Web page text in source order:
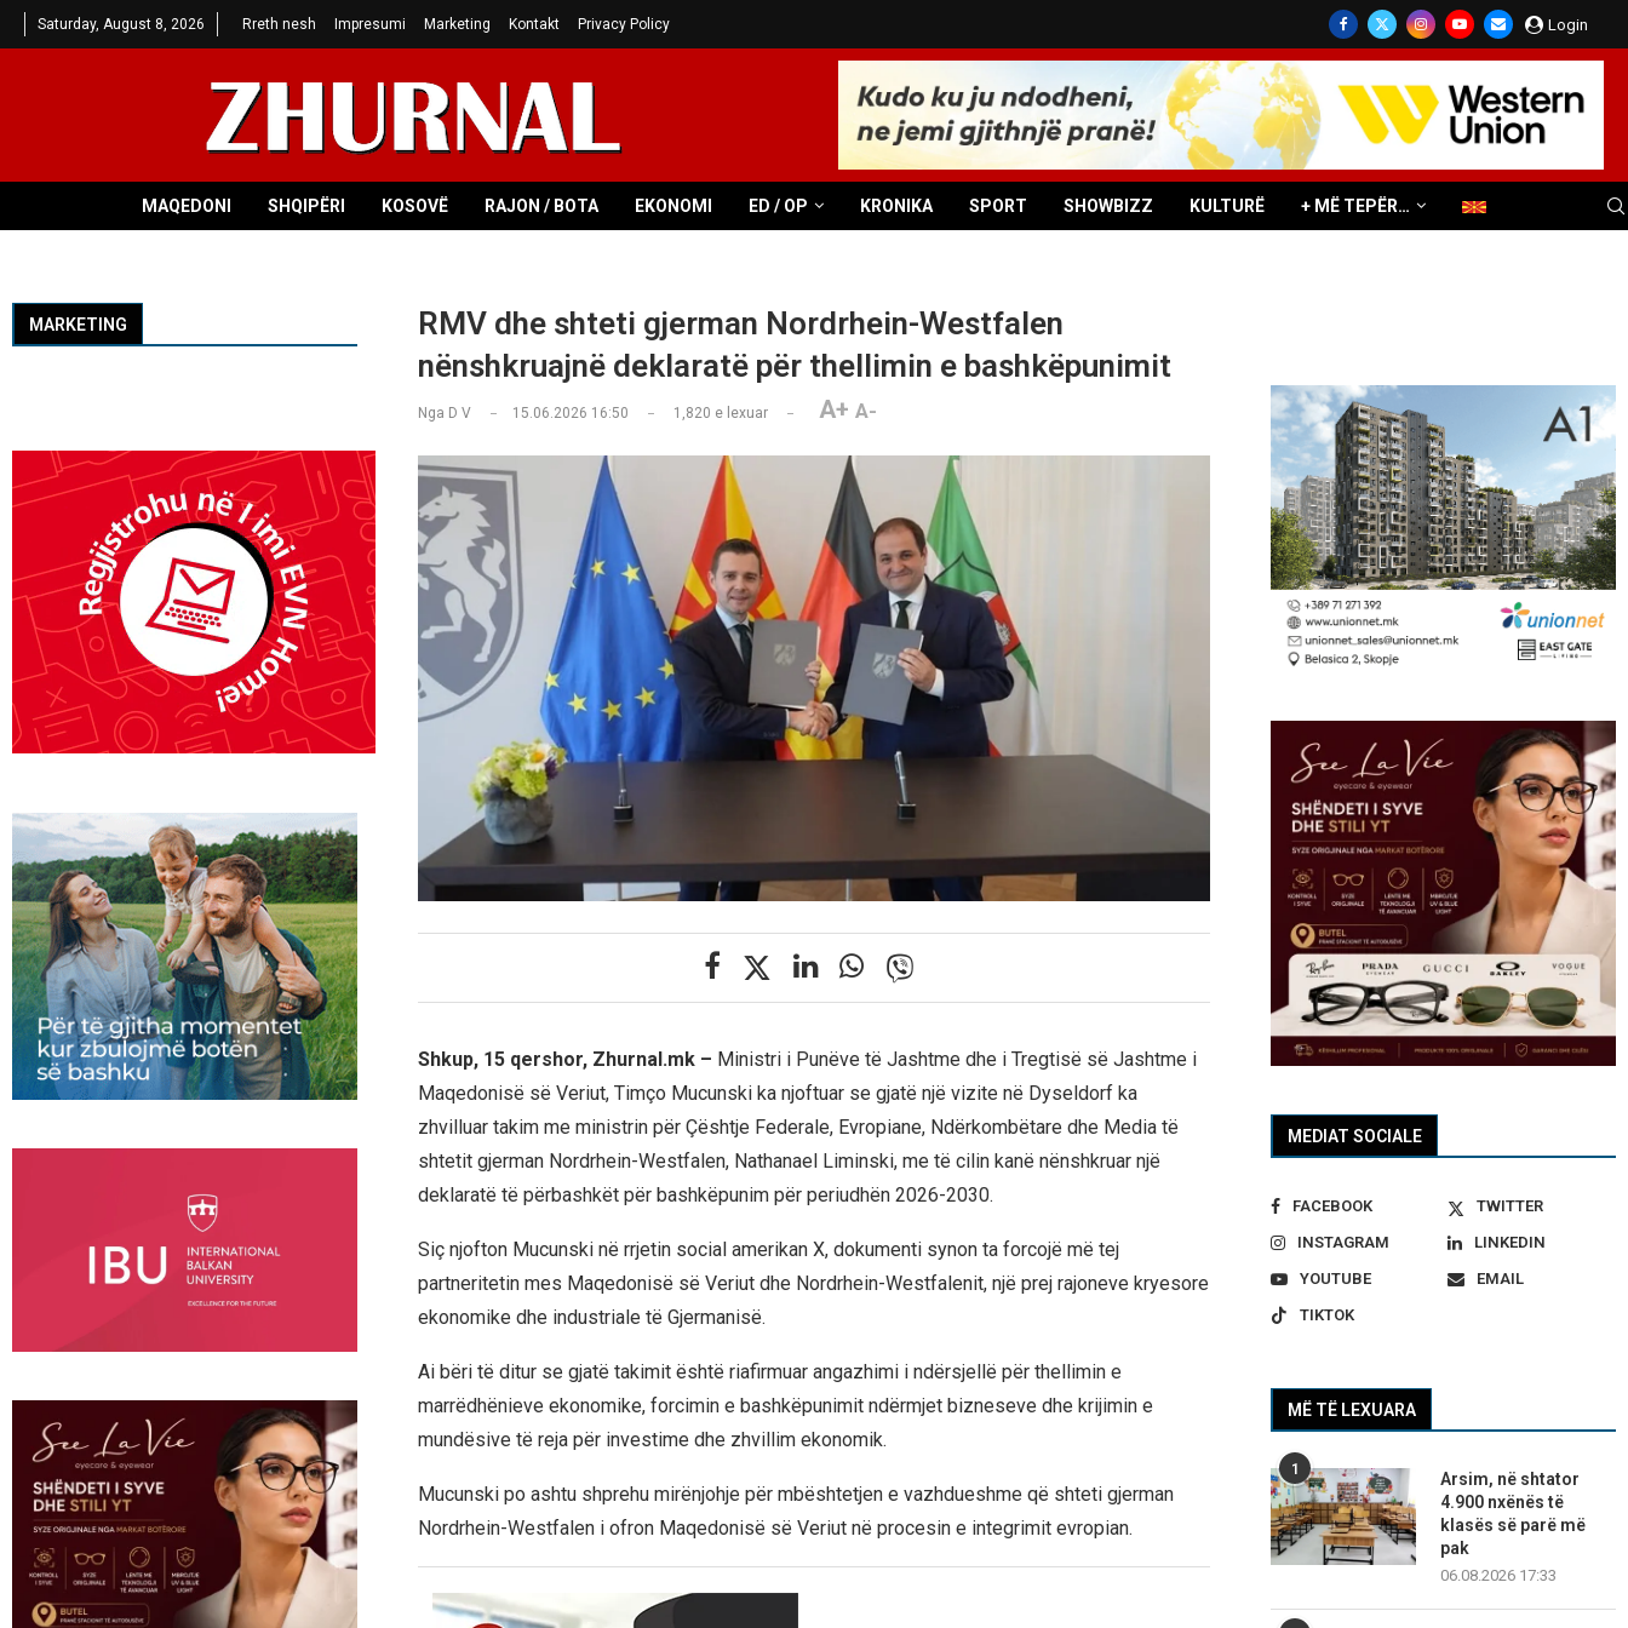
Saturday, August 8, 2026 Rreth nesh Impresumi Marketing Kontakt Privacy Policy Login
MAQEDONI SHQIPËRI KOSOVË RAJON / BOTA EKONOMI ED / OP KRONIKA SPORT SHOWBIZZ KULTURË + MË TEPËR…
RMV dhe shteti gjerman Nordrhein-Westfalen
nënshkruajnë deklaratë për thellimin e bashkëpunimit
Nga D V 15.06.2026 16:50 1,820 e lexuar A+ A-
Shkup, 15 qershor, Zhurnal.mk – Ministri i Punëve të Jashtme dhe i Tregtisë së Jashtme i
Maqedonisë së Veriut, Timço Mucunski ka njoftuar se gjatë një vizite në Dyseldorf ka
zhvilluar takim me ministrin për Çështje Federale, Evropiane, Ndërkombëtare dhe Media të
shtetit gjerman Nordrhein-Westfalen, Nathanael Liminski, me të cilin kanë nënshkruar një
deklaratë të përbashkët për bashkëpunim për periudhën 2026-2030.
Siç njofton Mucunski në rrjetin social amerikan X, dokumenti synon ta forcojë më tej
partneritetin mes Maqedonisë së Veriut dhe Nordrhein-Westfalenit, një prej rajoneve kryesore
ekonomike dhe industriale të Gjermanisë.
Ai bëri të ditur se gjatë takimit është riafirmuar angazhimi i ndërsjellë për thellimin e
marrëdhënieve ekonomike, forcimin e bashkëpunimit ndërmjet bizneseve dhe krijimin e
mundësive të reja për investime dhe zhvillim ekonomik.
Mucunski po ashtu shprehu mirënjohje për mbështetjen e vazhdueshme që shteti gjerman
Nordrhein-Westfalen i ofron Maqedonisë së Veriut në procesin e integrimit evropian.
MEDIAT SOCIALE
FACEBOOK
TWITTER
INSTAGRAM
LINKEDIN
YOUTUBE
EMAIL
TIKTOK
MË TË LEXUARA
1
Arsim, në shtator
4.900 nxënës të
klasës së parë më
pak
06.08.2026 17:33
MARKETING